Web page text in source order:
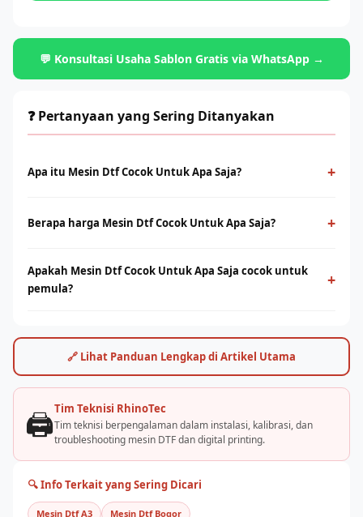
💬 Konsultasi Usaha Sablon Gratis via WhatsApp →
❓ Pertanyaan yang Sering Ditanyakan
Apa itu Mesin Dtf Cocok Untuk Apa Saja? +
yang menggunakan film PET sebagai media transfer ke
Berapa harga Mesin Dtf Cocok Untuk Apa Saja? +
ukuran print head dan kapasitas produksi. Hubungi tim
RhinoCare untuk mendapatkan penawaran terbaik dan simulasi
Apakah Mesin Dtf Cocok Untuk Apa Saja cocok untuk
pemula?
+
dengan pelatihan yang tepat. Rhino Indonesia menyediakan
training dan pendampingan after-sales agar bisnis sablon Anda
🔗 Lihat Panduan Lengkap di Artikel Utama
🖨️Tim Teknisi RhinoTec
Tim teknisi berpengalaman dalam instalasi, kalibrasi, dan
troubleshooting mesin DTF dan digital printing.
🔍 Info Terkait yang Sering Dicari
Mesin Dtf A3 Mesin Dtf Bogor